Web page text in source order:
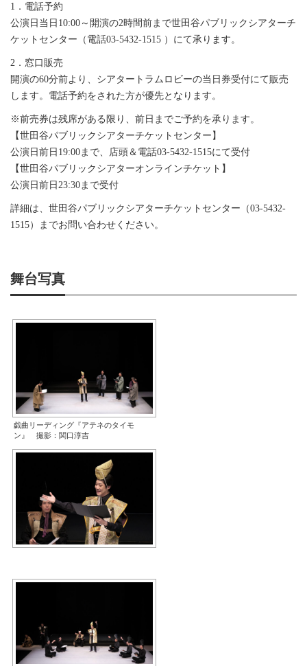
1．電話予約
公演日当日10:00～開演の2時間前まで世田谷パブリックシアターチ
ケットセンター（電話03-5432-1515 ）にて承ります。
2．窓口販売
開演の60分前より、シアタートラムロビーの当日券受付にて販売
します。電話予約をされた方が優先となります。
※前売券は残席がある限り、前日までご予約を承ります。
【世田谷パブリックシアターチケットセンター】
公演日前日19:00まで、店頭＆電話03-5432-1515にて受付
【世田谷パブリックシアターオンラインチケット】
公演日前日23:30まで受付
詳細は、世田谷パブリックシアターチケットセンター（03-5432-
1515）までお問い合わせください。
舞台写真
戯曲リーディング『アテネのタイモ
ン』 撮影：関口淳吉